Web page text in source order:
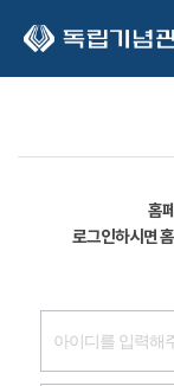
홈
로그인하시면